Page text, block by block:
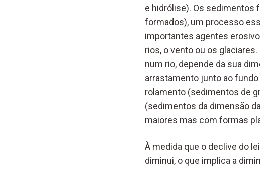
e hidrólise). Os
formados), um processo
importantes agentes
rios, o vento ou os
num rio, depende da sua
arrastamento junto ao
rolamento (sedimentos de
(sedimentos da dimensão
maiores mas com formas
À medida que o declive do
diminui, o que implica a